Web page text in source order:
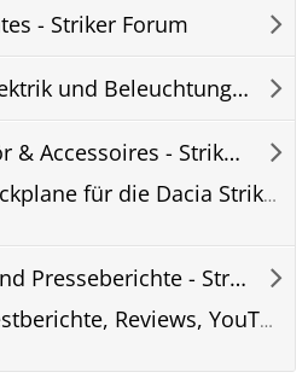
- Striker Forum
Assistenzsysteme-Elektrik und Beleuchtung - Striker Forum
Dacia Striker Zubehör & Accessoires - Striker Forum
Passende Abdeckplane für die Dacia Striker Frontscheibe | Autoabdeckung für Frost/Schnee
Dacia Striker Tests und Presseberichte - Striker Forum
Dacia Striker Testberichte, Reviews, YouTube Videos, Vorstellung, Links